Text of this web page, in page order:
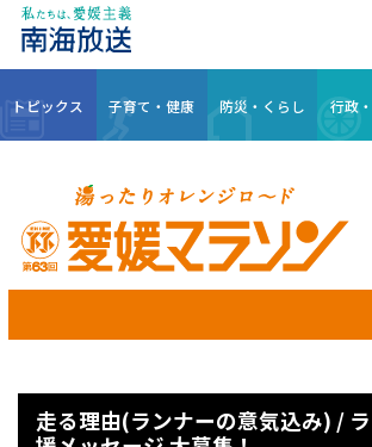
トピックス 子育て・健康 防災・くらし 行政
走る理由(ランナーの意気込み) /